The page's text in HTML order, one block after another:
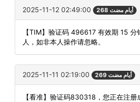
2025-11-12 02:49:00 268 أيام مضت
【TIM】验证码 496617 有效期 15 分
人，如非本人操作请忽略。
2025-11-11 02:19:00 269 أيام مضت
【看准】验证码830318，您正在注